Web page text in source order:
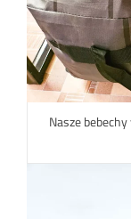
Nasze